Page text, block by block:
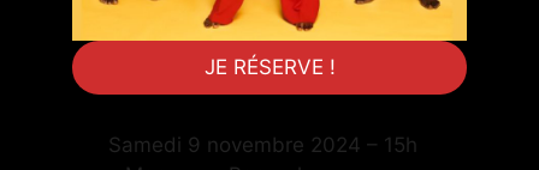
JE RÉSERVE !
Samedi 9 novembre 2024 – 15h